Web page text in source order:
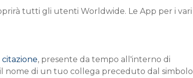
tutti gli utenti Worldwide. Le App per i vari
citazione, presente da tempo all'interno di
nome di un tuo collega preceduto dal simbolo